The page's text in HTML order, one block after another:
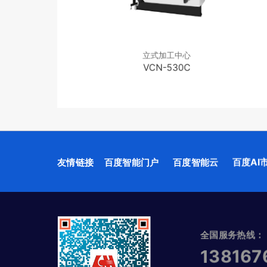
立式加工中心
VCN-530C
百度智能门户 百度智能云 百度AI
友情链接
全国服务热线：